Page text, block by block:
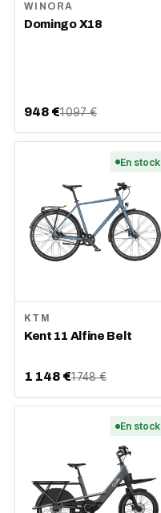
WINORA
Domingo X18
948 €1 097 €
En stock
KTM
Kent 11 Alfine Belt
1 148 €1 748 €
En stock